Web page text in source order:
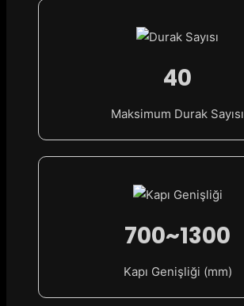
40
Maksimum Durak Sayısı
700~1300
Kapı Genişliği (mm)